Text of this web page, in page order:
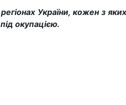
України, кожен з
окупацією.